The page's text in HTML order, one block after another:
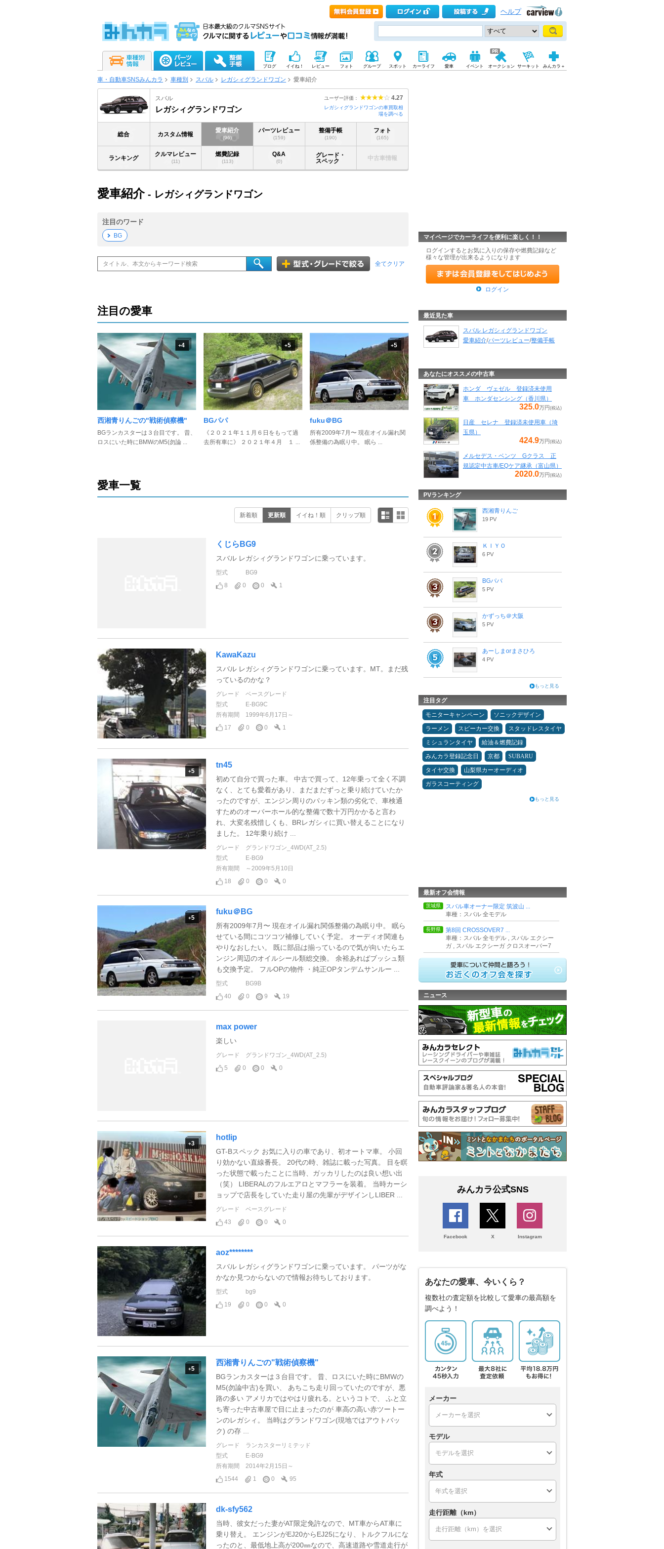
ヘルプ
ブログ イイね！ レビュー フォト グループ スポット カーライフ 愛車 イベント オークション サーキット みんカラ＋
車・自動車SNSみんカラ 車種別 スバル レガシィグランドワゴン 愛車紹介
ユーザー評価： 4.27
スバル
レガシィグランドワゴン
レガシィグランドワゴンの車買取相
場を調べる
総合 カスタム情報
愛車紹介
(96)
パーツレビュー
(159)
整備手帳
(190)
フォト
(165)
ランキング
クルマレビュー
(11)
燃費記録
(113)
Q&A
(0)
グレード・
スペック
中古車情報
愛車紹介- レガシィグランドワゴン
注目のワード
BG
全てクリア
注目の愛車
+4
西湘青りんごの"戦術偵察機"
BGランカスターは３台目です。 昔、
ロスにいた時にBMWのM5(勿論 ...
+5
BGパパ
《２０２１年１１月６日をもって過
去所有車に》 ２０２１年４月 １ ...
+5
fuku＠BG
所有2009年7月〜 現在オイル漏れ関
係整備の為眠り中。 眠ら ...
愛車一覧
新着順 更新順 イイね！順 クリップ順
くじらBG9
スバル レガシィグランドワゴンに乗っています。
型式
BG9
8
0 0 1
KawaKazu
スバル レガシィグランドワゴンに乗っています。MT。まだ残
っているのかな？
グレード
ベースグレード
型式
E-BG9C
所有期間
1999年6月17日～
17
0 0 1
+5
tn45
初めて自分で買った車。 中古で買って、12年乗って全く不調
なく、とても愛着があり、まだまだずっと乗り続けていたか
ったのですが、エンジン周りのパッキン類の劣化で、車検通
すためのオーバーホール的な整備で数十万円かかると言わ
れ、大変名残惜しくも、BRレガシィに買い替えることになり
ました。 12年乗り続け ...
グレード
グランドワゴン_4WD(AT_2.5)
型式
E-BG9
所有期間
～2009年5月10日
18
0 0 0
+5
fuku＠BG
所有2009年7月〜 現在オイル漏れ関係整備の為眠り中。 眠ら
せている間にコツコツ補修していく予定。 オーディオ関連も
やりなおしたい。 既に部品は揃っているので気が向いたらエ
ンジン周辺のオイルシール類総交換。 余裕あればブッシュ類
も交換予定。 フルOPの物件 ・純正OPタンデムサンルー ...
型式
BG9B
40
0 9 19
max power
楽しい
グレード
グランドワゴン_4WD(AT_2.5)
5
0 0 0
+3
hotlip
GT-Bスペック お気に入りの車であり、初オートマ車。 小回
り効かない直線番長。 20代の時、雑誌に載った写真。 目を瞑
った状態で載ったことに当時、ガッカリしたのは良い想い出
（笑） LIBERALのフルエアロとマフラーを装着。 当時カーシ
ョップで店長をしていた走り屋の先輩がデザインしLIBER ...
グレード
ベースグレード
43
0 0 0
aoz********
スバル レガシィグランドワゴンに乗っています。 パーツがな
かなか見つからないので情報お待ちしております。
型式
bg9
19
0 0 0
+5
西湘青りんごの"戦術偵察機"
BGランカスターは３台目です。 昔、ロスにいた時にBMWの
M5(勿論中古)を買い、 あちこち走り回っていたのですが、悪
路の多い アメリカではやはり疲れる。というコトで、 ふと立
ち寄った中古車屋で目に止まったのが 車高の高い赤ツートー
ンのレガシィ。 当時はグランドワゴン(現地ではアウトバッ
ク) の存 ...
グレード
ランカスターリミテッド
型式
E-BG9
所有期間
2014年2月15日～
1544
1 0 95
dk-sfy562
当時、彼女だった妻がAT限定免許なので、MT車からAT車に
乗り替え。 エンジンがEJ20からEJ25になり、トルクフルにな
ったのと、最低地上高が200㎜なので、高速道路や雪道走行が
マイページでカーライフを便利に楽しく！！
ログインするとお気に入りの保存や燃費記録など
様々な管理が出来るようになります
ログイン
最近見た車
スバル レガシィグランドワゴン
愛車紹介/パーツレビュー/整備手帳
あなたにオススメの中古車
ホンダ ヴェゼル 登録済未使用
車 ホンダセンシング（香川県）
325.0万円 (税込)
日産 セレナ 登録済未使用車（埼
玉県）
424.9万円 (税込)
メルセデス・ベンツ Gクラス 正
規認定中古車/EQケア継承（富山県）
2020.0万円 (税込)
PVランキング
西湘青りんご
19 PV
ＫＩＹＯ
6 PV
BGパパ
5 PV
かずっち＠大阪
5 PV
あーしまorまさひろ
4 PV
もっと見る
注目タグ
モニターキャンペーン
ソニックデザイン
ラーメン
スピーカー交換
スタッドレスタイヤ
ミシュランタイヤ
給油＆燃費記録
みんカラ登録記念日
京都
SUBARU
タイヤ交換
山梨県カーオーディオ
ガラスコーティング
もっと見る
最新オフ会情報
茨城県
スバル車オーナー限定 筑波山 ...
車種：スバル 全モデル
長野県
第8回 CROSSOVER7 ...
車種：スバル 全モデル , スバル エクシー
ガ , スバル エクシーガ クロスオーバー7
ニュース
みんカラ公式SNS
Facebook X Instagram
あなたの愛車、今いくら？
複数社の査定額を比較して愛車の最高額を
調べよう！
メーカー
モデル
年式
走行距離（km）